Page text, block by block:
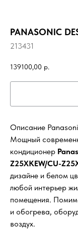
PANASONIC
213431
139100,00 р.
Описание
Мощный
кондиционер
Z25XKEW/CU-
дизайне и белом
любой интерьер
помещения.
и обогрева,
воздух.